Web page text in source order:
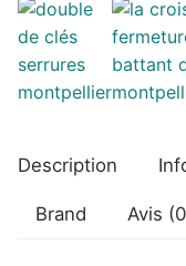
4081
Remplacement
Description
Brand Avis